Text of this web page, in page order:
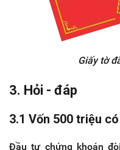
Giấy tờ
3. Hỏi - đáp
3.1 Vốn 500 triệu
Đầu tư chứng khoán